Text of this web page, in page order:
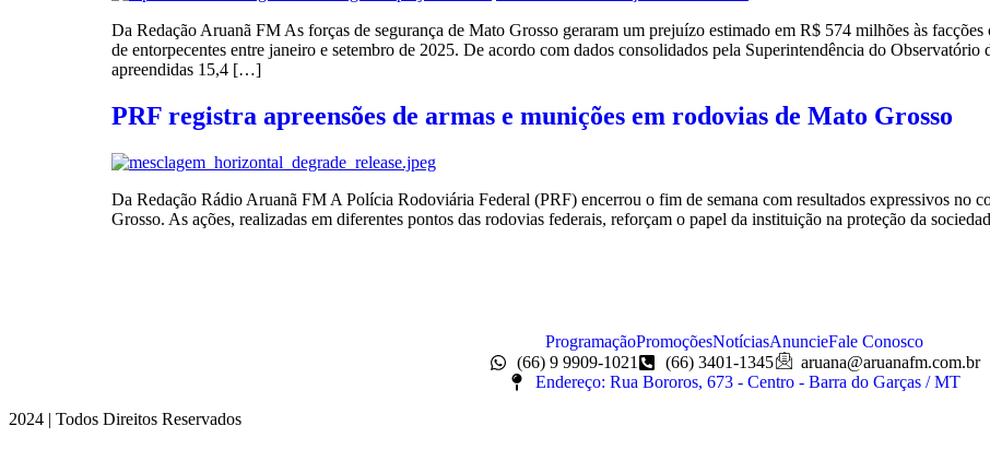
Da Redação Aruanã FM As forças de segurança de Mato Grosso geraram um prejuízo estimado em R$ 574 milhões às facções
de entorpecentes entre janeiro e setembro de 2025. De acordo com dados consolidados pela Superintendência do
apreendidas 15,4 […]
PRF registra apreensões de armas e munições em rodovias de Mato Grosso
Da Redação Rádio Aruanã FM A Polícia Rodoviária Federal (PRF) encerrou o fim de semana com resultados expressivos no
Grosso. As ações, realizadas em diferentes pontos das rodovias federais, reforçam o papel da instituição na proteção da
ProgramaçãoPromoçõesNotíciasAnuncieFale Conosco
(66) 9 9909-1021
(66) 3401-1345
aruana@aruanafm.com.br
Endereço: Rua Bororos, 673 - Centro - Barra do Garças / MT
2024 | Todos Direitos Reservados